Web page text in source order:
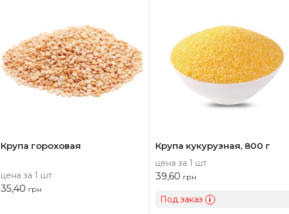
Крупа гороховая
цена за 1 шт
35,40 грн
Крупа кукурузная, 800 г
цена за 1 шт
39,60 грн
Под заказ i